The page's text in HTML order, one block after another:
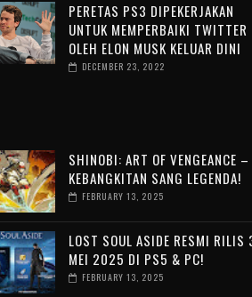
PERETAS PS3 DIPEKERJAKAN
UNTUK MEMPERBAIKI TWITTER
OLEH ELON MUSK KELUAR DINI
DECEMBER 23, 2022
SHINOBI: ART OF VENGEANCE –
KEBANGKITAN SANG LEGENDA!
FEBRUARY 13, 2025
LOST SOUL ASIDE RESMI RILIS
MEI 2025 DI PS5 & PC!
FEBRUARY 13, 2025